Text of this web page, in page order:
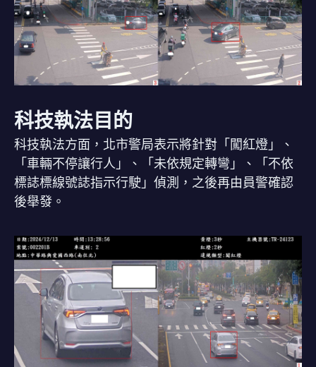
科技執法目的
科技執法方面，北市警局表示將針對「闖紅燈」、
「車輛不停讓行人」、「未依規定轉彎」、「不依
標誌標線號誌指示行駛」偵測，之後再由員警確認
後舉發。